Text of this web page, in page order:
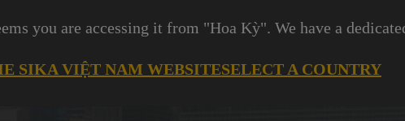
you are accessing it from "Hoa Kỳ". We have a
SIKA VIỆT NAM WEBSITESELECT A COUNTRY